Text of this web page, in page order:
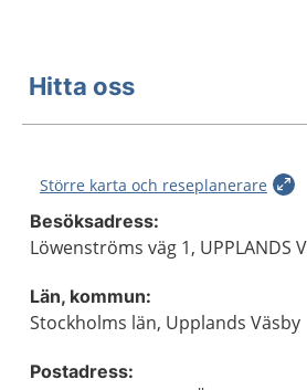
Hitta oss
Större karta och reseplanerare
Besöksadress:
Löwenströms väg 1, UPPLANDS
Län, kommun:
Stockholms län, Upplands Väsby
Postadress: